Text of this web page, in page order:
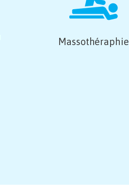
Massothéraphie